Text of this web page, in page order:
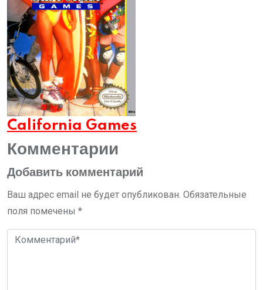
California Games
Комментарии
Добавить комментарий
Ваш адрес email не будет опубликован. Обязательные
поля помечены *